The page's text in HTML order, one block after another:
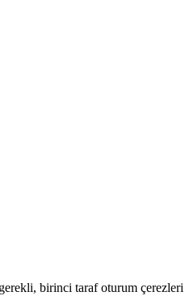
birinci taraf oturum